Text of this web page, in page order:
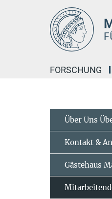
FORSCHUNG
Über Uns
Kontakt &
Gästehaus